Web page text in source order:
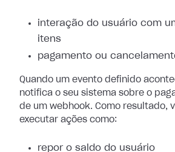
interação do usuário com
itens
pagamento ou
Quando um evento definido
notifica o seu sistema sobre o
de um webhook. Como resultado,
executar ações como:
repor o saldo do usuário